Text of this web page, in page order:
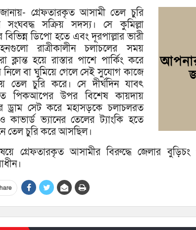
গ্রেফতারকৃত আসামী তেল চুরি
সংঘবদ্ধ সক্রিয় সদস্য। সে কুমিল্লা
বিভিন্ন ডিপো হতে এবং দূরপাল্লার ভারী
রাত্রীকালীন চলাচলের সময়
ক্লান্ত হয়ে রাস্তার পাশে পার্কিং করে
নিলে বা ঘুমিয়ে গেলে সেই সুযোগ কাজে
তেল চুরি করে। সে দীর্ঘদিন যাবৎ
পিকআপের উপর বিশেষ কায়দায়
ড্রাম সেট করে মহাসড়কে চলাচলরত
কাভার্ড ভ্যানের তেলের ট্যাংকি হতে
তেল চুরি করে আসছিল।
গ্রেফতারকৃত আসামীর বিরুদ্ধে জেলার বুড়িচং